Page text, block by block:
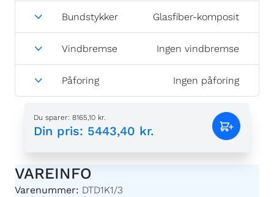
Bundstykker Glasfiber-komposit
Vindbremse Ingen vindbremse
Påforing Ingen påforing
Du sparer: 8165,10 kr.
Din pris: 5443,40 kr.
VAREINFO
Varenummer: DTD1K1/3